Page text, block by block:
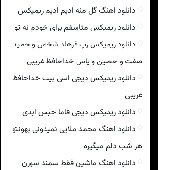
دانلود اهنگ گل منه ادیم ادیم ریمیکس
دانلود ریمیکس متاسفم برای خودم نه تو
دانلود ریمیکس رپ فرهاد شخص و حمید
صفت و حصین و یاس خداحافظ غریبی
دانلود ریمیکس دیجی اسی بیت خداحافظ
غریبی
دانلود ریمیکس دیجی فاما حبس ابدی
دانلود اهنگ محمد ملایی نمیدونی بهونتو
هر شب دلم میگیره
دانلود اهنگ ماشین فقط سمند سورن